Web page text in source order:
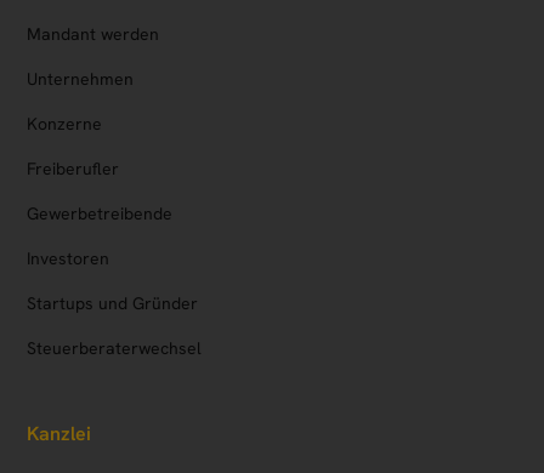
Mandant werden
Unternehmen
Konzerne
Freiberufler
Gewerbetreibende
Investoren
Startups und Gründer
Steuerberaterwechsel
Kanzlei